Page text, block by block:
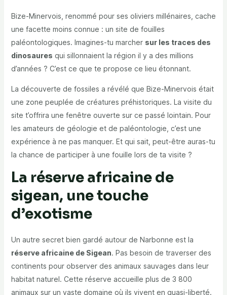
Bize-Minervois, renommé pour ses oliviers millénaires, cache
une facette moins connue : un site de fouilles
paléontologiques. Imagines-tu marcher sur les traces des
dinosaures qui sillonnaient la région il y a des millions
d’années ? C’est ce que te propose ce lieu étonnant.
La découverte de fossiles a révélé que Bize-Minervois était
une zone peuplée de créatures préhistoriques. La visite du
site t’offrira une fenêtre ouverte sur ce passé lointain. Pour
les amateurs de géologie et de paléontologie, c’est une
expérience à ne pas manquer. Et qui sait, peut-être auras-tu
la chance de participer à une fouille lors de ta visite ?
La réserve africaine de
sigean, une touche
d’exotisme
Un autre secret bien gardé autour de Narbonne est la
réserve africaine de Sigean. Pas besoin de traverser des
continents pour observer des animaux sauvages dans leur
habitat naturel. Cette réserve accueille plus de 3 800
animaux sur un vaste domaine où ils vivent en quasi-liberté.